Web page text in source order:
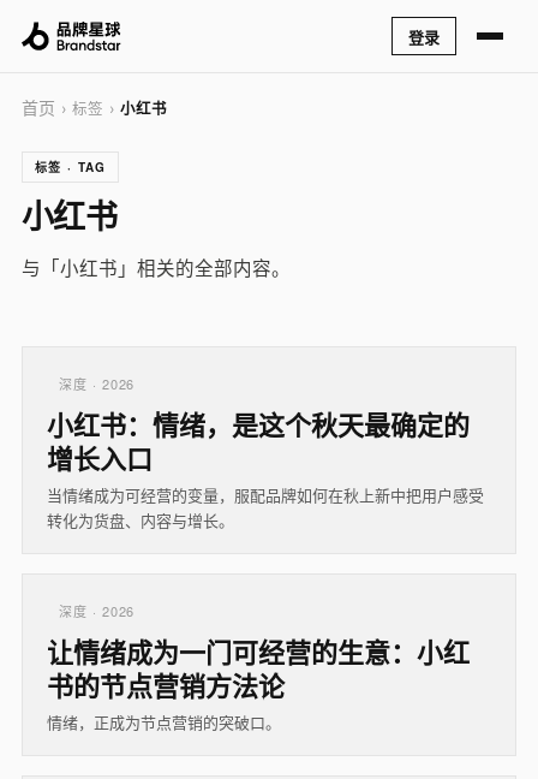
登录
首页 › 标签 › 小红书
标签 · TAG
小红书
与「小红书」相关的全部内容。
深度 · 2026
小红书：情绪，是这个秋天最确定的
增长入口
当情绪成为可经营的变量，服配品牌如何在秋上新中把用户感受
转化为货盘、内容与增长。
深度 · 2026
让情绪成为一门可经营的生意：小红
书的节点营销方法论
情绪，正成为节点营销的突破口。